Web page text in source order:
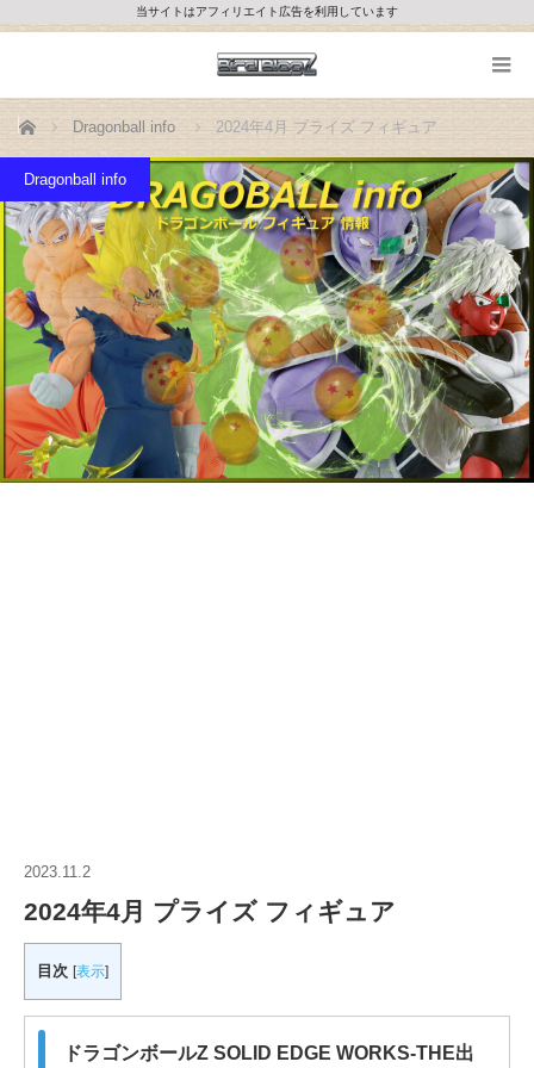
当サイトはアフィリエイト広告を利用しています
ホーム Dragonball info 2024年4月 プライズ フィギュア
Dragonball info
2023.11.2
2024年4月 プライズ フィギュア
目次 [表示]
ドラゴンボールZ SOLID EDGE WORKS-THE出